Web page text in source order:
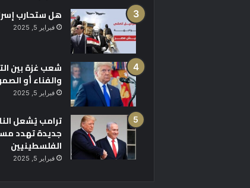
هل ستحارب
فبراير 5, 2025
شعب غزة بين
والفناء أو
فبراير 5, 2025
ترامب يُشعل
جديدة تهدد
الفلسطينيين
فبراير 5, 2025